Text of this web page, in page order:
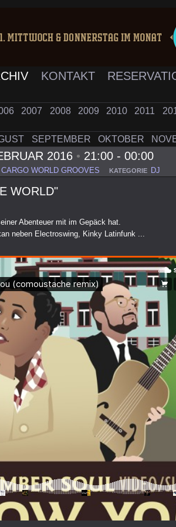
KONTAKT
2007 2008 2009 2010 2011
SEPTEMBER OKTOBER
2016 • 21:00 - 00:00
CARGO WORLD GROOVES KATEGORIE DJ
WORLD"
Abenteuer mit im Gepäck hat.
neben Electroswing, Kinky Latinfunk ...